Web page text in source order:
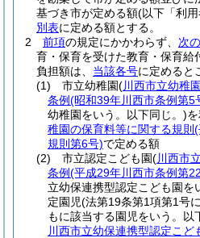
基づき市が定める額(以下「利
別表に定める額とする。
2
前項の規定にかかわらず、 次
育・保育を受けた教育・保育給
負担額は、 当該各号に定めると
(1)
市立幼稚園(川西市立幼稚
条例(昭和39年川西市条例第5
幼稚園をいう。以下同じ。)
稚園の保育料等に関する規則 (
規則第6号)で定める額
(2)
市立認定こども園(川西市
条例(平成29年川西市条例第
立幼保連携型認定こども園を
定園児(法第19条第1項第1号
もに該当する園児をいう。以
川西市立幼保連携型認定こど